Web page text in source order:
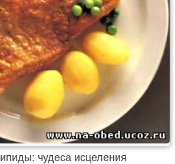
чудеса исцеления